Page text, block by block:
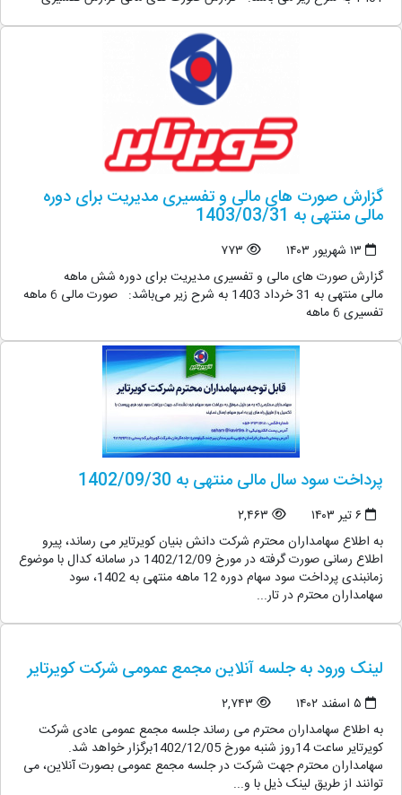
گزارش صورت های مالی و تفسیری مدیریت برای دوره
مالی منتهی به 1403/03/31
۱۳ شهریور ۱۴۰۳
۷۷۳
گزارش صورت های مالی و تفسیری مدیریت برای دوره شش ماهه
مالی منتهی به 31 خرداد 1403 به شرح زیر می‌باشد: صورت مالی 6 ماهه
تفسیری 6 ماهه
پرداخت سود سال مالی منتهی به 1402/09/30
۶ تیر ۱۴۰۳
۲,۴۶۳
به اطلاع سهامداران محترم شرکت دانش بنیان کویرتایر می رساند، پیرو
اطلاع رسانی صورت گرفته در مورخ 1402/12/09 در سامانه کدال با موضوع
زمانبندی پرداخت سود سهام دوره 12 ماهه منتهی به 1402، سود
سهامداران محترم در تار...
لینک ورود به جلسه آنلاین مجمع عمومی شرکت کویرتایر
۵ اسفند ۱۴۰۲
۲,۷۴۳
به اطلاع سهامداران محترم می رساند جلسه مجمع عمومی عادی شرکت
کویرتایر ساعت 14روز شنبه مورخ 1402/12/05برگزار خواهد شد.
سهامداران محترم جهت شرکت در جلسه مجمع عمومی بصورت آنلاین، می
توانند از طریق لینک ذیل با و...